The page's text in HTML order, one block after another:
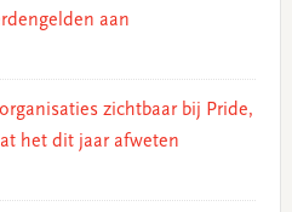
aan
zichtbaar bij Pride,
het dit jaar afweten